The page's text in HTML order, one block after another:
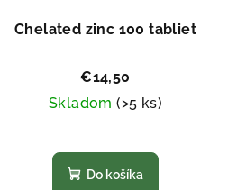
Chelated zinc 100 tabliet
€14,50
Skladom(>5 ks)
hodnotenie
produktu
Do košíka